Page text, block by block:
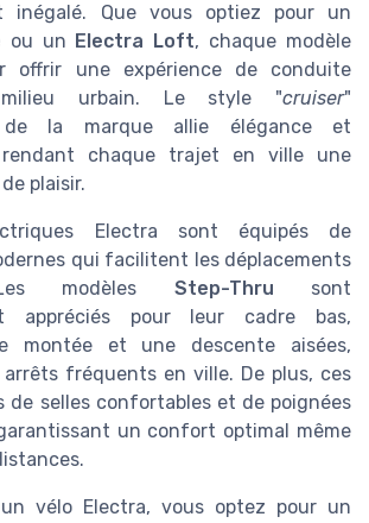
Que vous optiez pour un
ou un Electra Loft, chaque modèle
offrir une expérience de conduite
urbain. Le style "cruiser"
de la marque allie élégance et
chaque trajet en ville une
plaisir.
Electra sont équipés de
qui facilitent les déplacements
modèles Step-Thru sont
appréciés pour leur cadre bas,
montée et une descente aisées,
arrêts fréquents en ville. De plus, ces
de selles confortables et de poignées
un confort optimal même
vélo Electra, vous optez pour un